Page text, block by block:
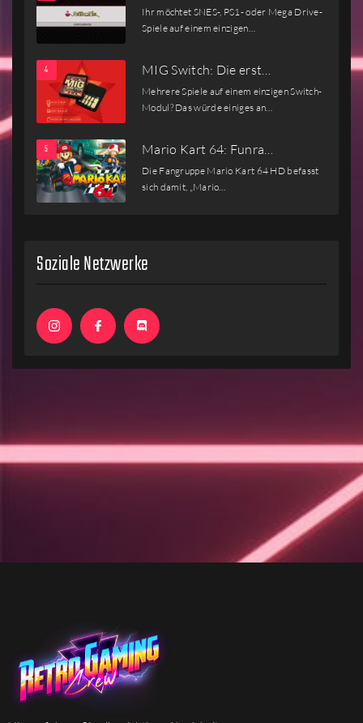
Ihr möchtet SNES-, PS1- oder Mega Drive-
Spiele auf einem einzigen…
MIG Switch: Die erst…
Mehrere Spiele auf einem einzigen Switch-
Modul? Das würde einiges an…
Mario Kart 64: Funra…
Die Fangruppe Mario Kart 64 HD befasst
sich damit, „Mario…
Soziale Netzwerke